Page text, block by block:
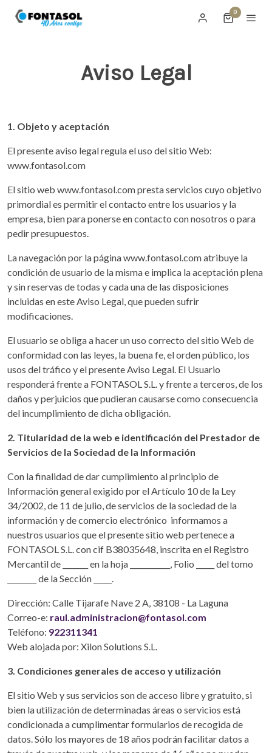
0
Aviso Legal
1. Objeto y aceptación
El presente aviso legal regula el uso del sitio Web:
www.fontasol.com
El sitio web www.fontasol.com presta servicios cuyo objetivo
primordial es permitir el contacto entre los usuarios y la
empresa, bien para ponerse en contacto con nosotros o para
pedir presupuestos.
La navegación por la página www.fontasol.com atribuye la
condición de usuario de la misma e implica la aceptación plena
y sin reservas de todas y cada una de las disposiciones
incluidas en este Aviso Legal, que pueden sufrir
modificaciones.
El usuario se obliga a hacer un uso correcto del sitio Web de
conformidad con las leyes, la buena fe, el orden público, los
usos del tráfico y el presente Aviso Legal. El Usuario
responderá frente a FONTASOL S.L. y frente a terceros, de los
daños y perjuicios que pudieran causarse como consecuencia
del incumplimiento de dicha obligación.
2. Titularidad de la web e identificación del Prestador de
Servicios de la Sociedad de la Información
Con la finalidad de dar cumplimiento al principio de
Información general exigido por el Artículo 10 de la Ley
34/2002, de 11 de julio, de servicios de la sociedad de la
información y de comercio electrónico informamos a
nuestros usuarios que el presente sitio web pertenece a
FONTASOL S.L. con cif B38035648, inscrita en el Registro
Mercantil de _______ en la hoja ___________, Folio _____ del tomo
________ de la Sección _____.
Dirección: Calle Tijarafe Nave 2 A, 38108 - La Laguna
Correo-e: raul.administracion@fontasol.com
Teléfono: 922311341
Web alojada por: Xilon Solutions S.L.
3. Condiciones generales de acceso y utilización
El sitio Web y sus servicios son de acceso libre y gratuito, si
bien la utilización de determinadas áreas o servicios está
condicionada a cumplimentar formularios de recogida de
datos. Sólo los mayores de 18 años podrán facilitar datos a